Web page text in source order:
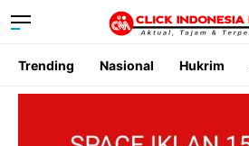
Trending Nasional Hukrim